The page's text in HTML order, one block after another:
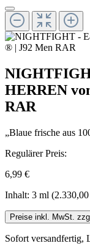
HERREN
RAR
„Blaue frische aus
Regulärer Preis:
6,99 €
Inhalt: 3 ml
Preise inkl. MwSt.
Sofort versandfertig,